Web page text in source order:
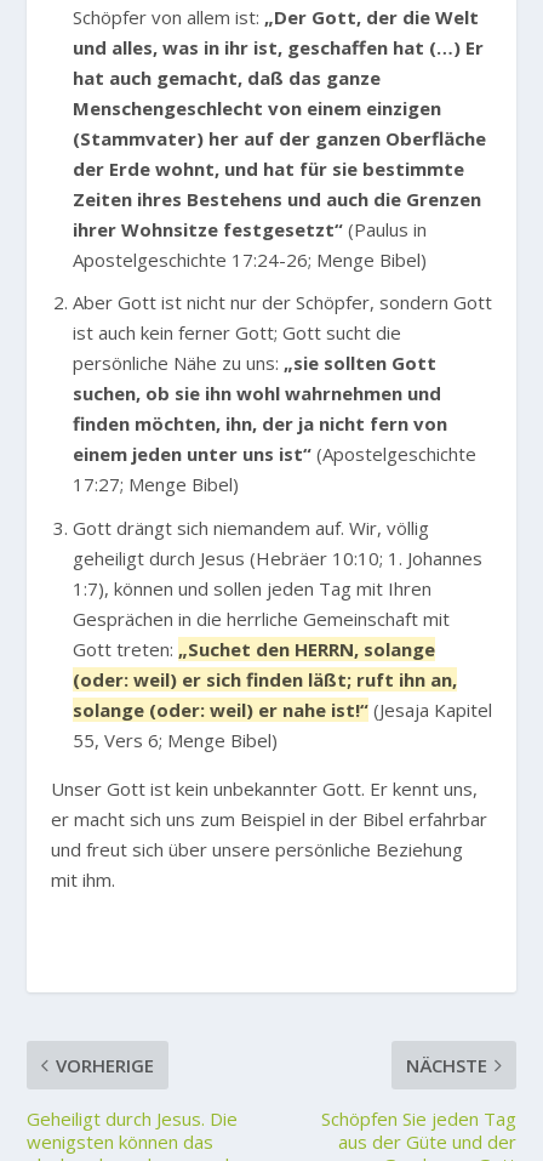
Schöpfer von allem ist: „Der Gott, der die Welt
und alles, was in ihr ist, geschaffen hat (…) Er
hat auch gemacht, daß das ganze
Menschengeschlecht von einem einzigen
(Stammvater) her auf der ganzen Oberfläche
der Erde wohnt, und hat für sie bestimmte
Zeiten ihres Bestehens und auch die Grenzen
ihrer Wohnsitze festgesetzt“(Paulus in
Apostelgeschichte 17:24-26; Menge Bibel)
Aber Gott ist nicht nur der Schöpfer, sondern Gott
ist auch kein ferner Gott; Gott sucht die
persönliche Nähe zu uns: „sie sollten Gott
suchen, ob sie ihn wohl wahrnehmen und
finden möchten, ihn, der ja nicht fern von
einem jeden unter uns ist“(Apostelgeschichte
17:27; Menge Bibel)
Gott drängt sich niemandem auf. Wir, völlig
geheiligt durch Jesus (Hebräer 10:10; 1. Johannes
1:7), können und sollen jeden Tag mit Ihren
Gesprächen in die herrliche Gemeinschaft mit
Gott treten: „Suchet den HERRN, solange
(oder: weil) er sich finden läßt; ruft ihn an,
solange (oder: weil) er nahe ist!“(Jesaja Kapitel
55, Vers 6; Menge Bibel)
Unser Gott ist kein unbekannter Gott. Er kennt uns,
er macht sich uns zum Beispiel in der Bibel erfahrbar
und freut sich über unsere persönliche Beziehung
mit ihm.
VORHERIGE
Geheiligt durch Jesus. Die
wenigsten können das
NÄCHSTE
Schöpfen Sie jeden Tag
aus der Güte und der